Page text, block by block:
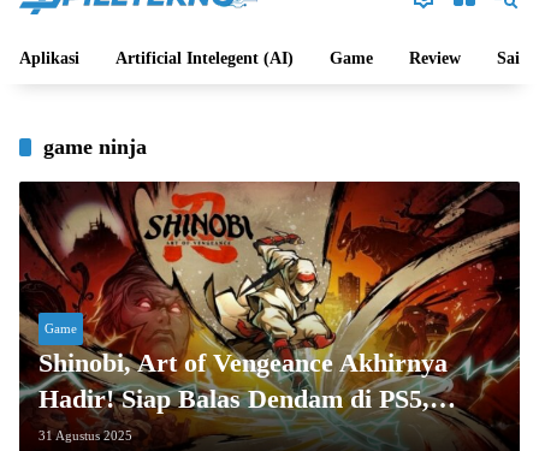
Aplikasi Artificial Intelegent (AI) Game Review Sains
game ninja
Game
Shinobi, Art of Vengeance Akhirnya
Hadir! Siap Balas Dendam di PS5,
Xbox, Switch, dan PC?
31 Agustus 2025